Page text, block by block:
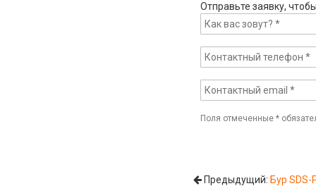
Отправьте заявку,
Поля отмеченные*
Предыдущий: Бур